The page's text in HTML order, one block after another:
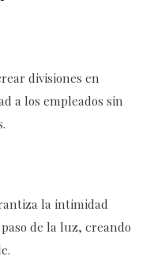
divisiones en
a los empleados sin
la intimidad
de la luz, creando